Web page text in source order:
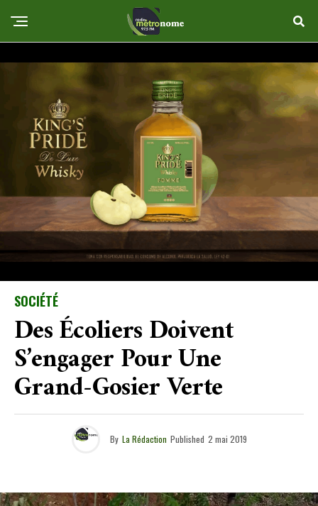
SOCIÉTÉ
Des Écoliers Doivent
S’engager Pour Une
Grand-Gosier Verte
By La Rédaction Published 2 mai 2019